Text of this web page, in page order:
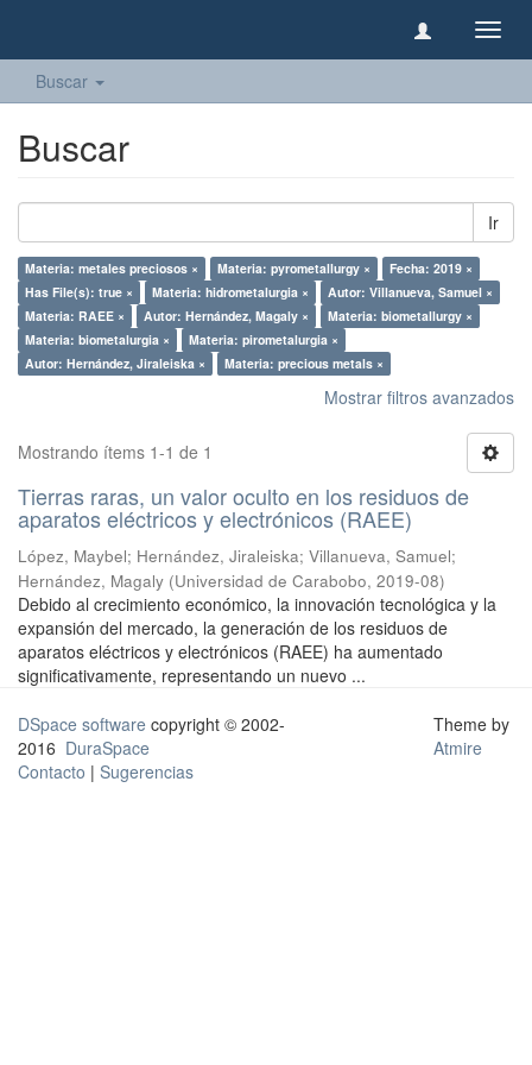
Buscar
Buscar
Ir
Materia: metales preciosos × Materia: pyrometallurgy ×
Fecha: 2019 ×
Has File(s): true ×
Materia: hidrometalurgia ×
Autor: Villanueva, Samuel ×
Materia: RAEE ×
Autor: Hernández, Magaly ×
Materia: biometallurgy ×
Materia: biometalurgia ×
Materia: pirometalurgia ×
Autor: Hernández, Jiraleiska ×
Materia: precious metals ×
Mostrar filtros avanzados
Mostrando ítems 1-1 de 1
Tierras raras, un valor oculto en los residuos de
aparatos eléctricos y electrónicos (RAEE)
López, Maybel; Hernández, Jiraleiska; Villanueva, Samuel;
Hernández, Magaly (Universidad de Carabobo, 2019-08)
Debido al crecimiento económico, la innovación tecnológica y la
expansión del mercado, la generación de los residuos de
aparatos eléctricos y electrónicos (RAEE) ha aumentado
significativamente, representando un nuevo ...
DSpace software copyright © 2002-
2016 DuraSpace
Contacto | Sugerencias
Theme by
Atmire